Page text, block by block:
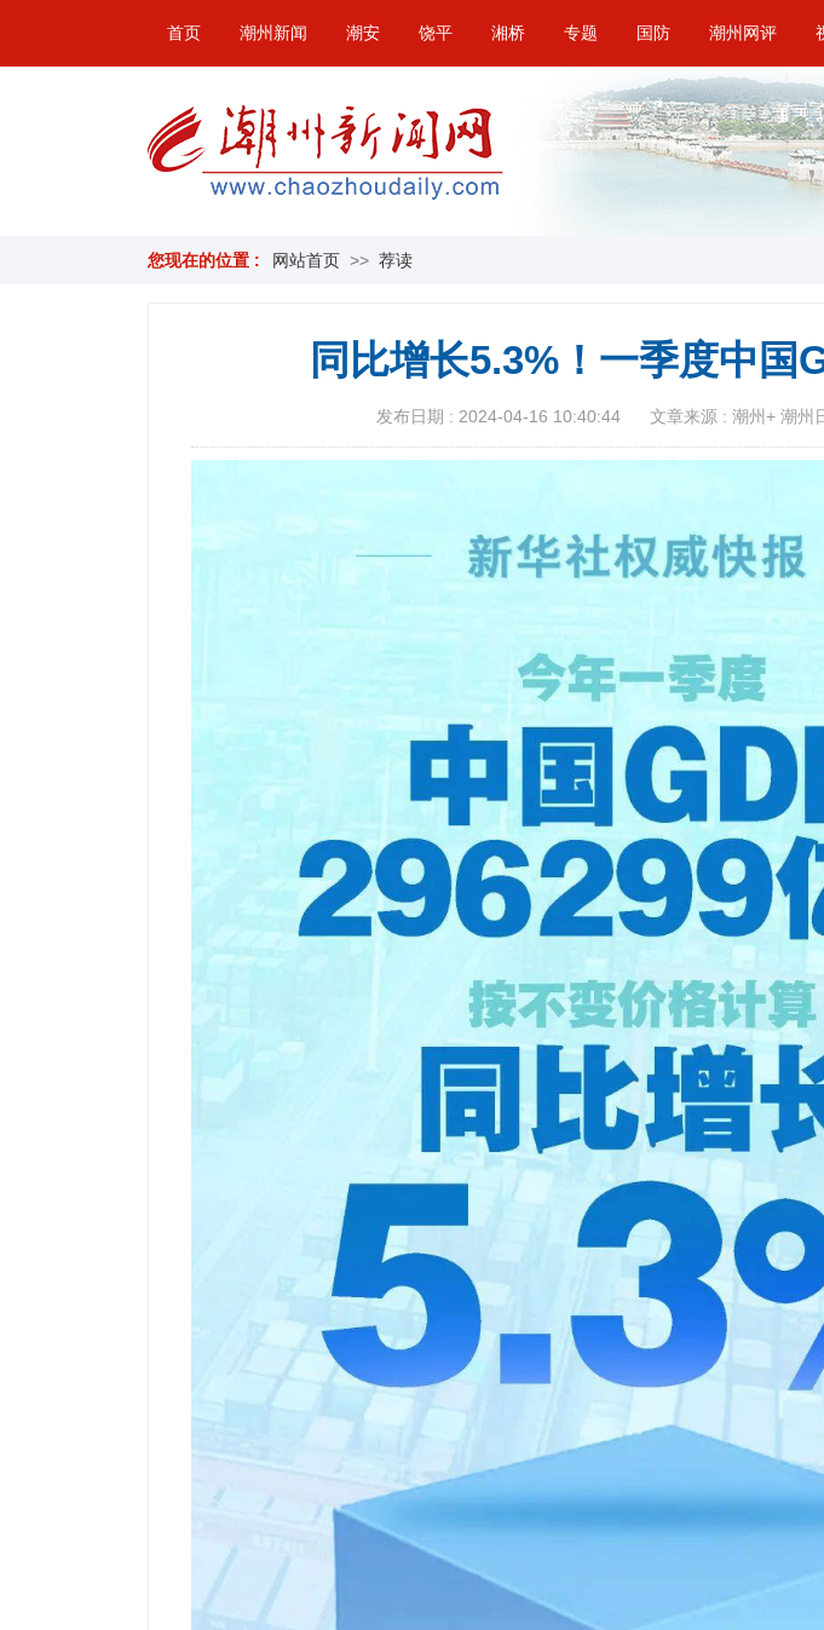
首页 潮州新闻 潮安 饶平 湘桥 专题 国防 潮州网评
您现在的位置 : 网站首页 >> 荐读
同比增长5.3%！一季度中国
发布日期 : 2024-04-16 10:40:44 文章来源 : 潮州+ 潮州